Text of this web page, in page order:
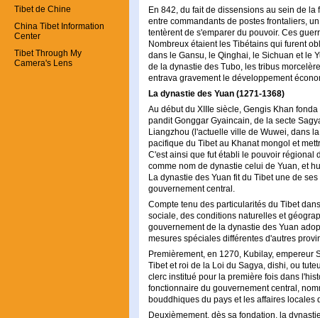
Tibet de Chine
China Tibet Information
Center
Tibet Through My
Camera's Lens
En 842, du fait de dissensions au sein de
entre commandants de postes frontaliers,
tentèrent de s'emparer du pouvoir. Ces
Nombreux étaient les Tibétains qui furent
dans le Gansu, le Qinghai, le Sichuan et le
de la dynastie des Tubo, les tribus
entrava gravement le développement
La dynastie des Yuan (1271-1368)
Au début du XIIIe siècle, Gengis Khan
pandit Gonggar Gyaincain, de la secte
Liangzhou (l'actuelle ville de Wuwei, dans
pacifique du Tibet au Khanat mongol et
C'est ainsi que fut établi le pouvoir régional
comme nom de dynastie celui de Yuan, et
La dynastie des Yuan fit du Tibet une de
gouvernement central.
Compte tenu des particularités du Tibet
sociale, des conditions naturelles et
gouvernement de la dynastie des Yuan
mesures spéciales différentes d'autres
Premièrement, en 1270, Kubilay, empereur
Tibet et roi de la Loi du Sagya, dishi, ou
clerc institué pour la première fois dans
fonctionnaire du gouvernement central,
bouddhiques du pays et les affaires locales
Deuxièmement, dès sa fondation, la